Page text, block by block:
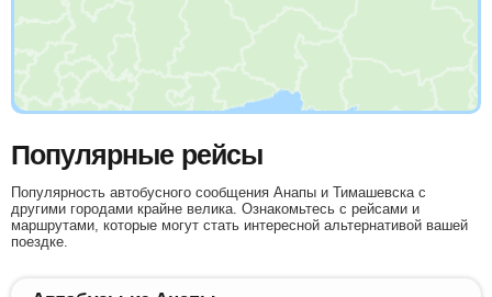
Популярные рейсы
Популярность автобусного сообщения Анапы и Тимашевска с
другими городами крайне велика. Ознакомьтесь с рейсами и
маршрутами, которые могут стать интересной альтернативой вашей
поездке.